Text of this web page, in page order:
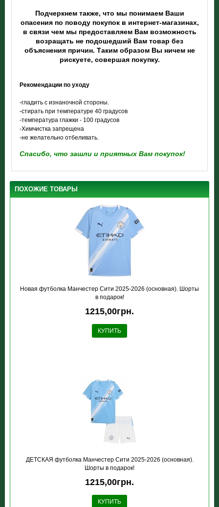
Подчеркнем также, что мы понимаем Ваши
опасения по поводу покупок в интернет-магазинах,
в связи чем мы предоставляем Вам возможность
возращать не подошедший Вам товар без
объяснения причин. Таким образом Вы ничем не
рискуете, совершая покупку.
Рекомендации по уходу
-гладить с изнаночной стороны.
-стирать при температуре 40 градусов
-температура глажки - 100 градусов
-Химчистка запрещена
-не желательно отбеливать.
Спасибо, что зашли и приятных Вам покупок!
ПОХОЖИЕ ТОВАРЫ
Новая футболка Манчестер Сити 2025-2026 (основная). Шорты
в подарок!
1215,00грн.
КУПИТЬ
ДЕТСКАЯ футболка Манчестер Сити 2025-2026 (основная).
Шорты в подарок!
1215,00грн.
КУПИТЬ